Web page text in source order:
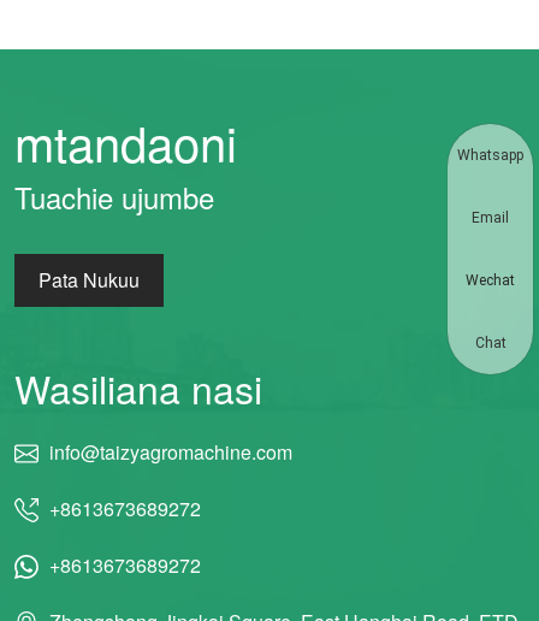
mtandaoni
Tuachie ujumbe
Pata Nukuu
Wasiliana nasi
info@taizyagromachine.com
+8613673689272
+8613673689272
Whatsapp
Email
Wechat
Chat